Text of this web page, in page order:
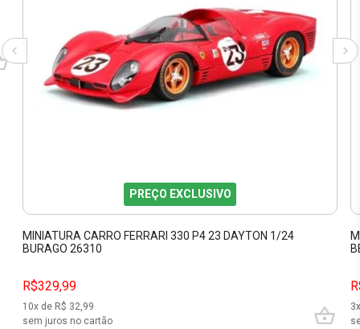
PREÇO EXCLUSIVO
MINIATURA CARRO FERRARI 330 P4 23 DAYTON 1/24
BURAGO 26310
R$329,99
10x de R$ 32,99
sem juros no cartão
3